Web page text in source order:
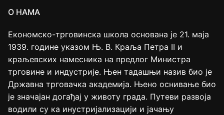
О НАМА
Економско-трговинска школа основана је 21. маја
1939. године указом Њ. В. Краља Петра II и
краљевских намесника на предлог Министра
трговине и индустрије. Њен тадашњи назив био је
Државна трговачка академија. Њено оснивање био
је значајан догађај у животу града. Путеви развоја
водили су ка инустријализацији и јачању